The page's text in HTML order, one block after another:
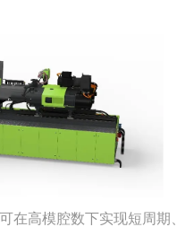
在高模腔数下实现短周期